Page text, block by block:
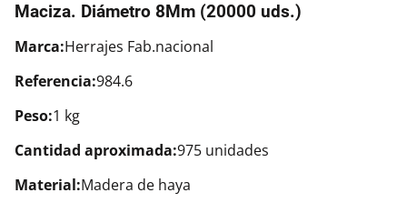
Maciza. Diámetro 8Mm (20000 uds.)
Marca:Herrajes Fab.nacional
Referencia:984.6
Peso:1 kg
Cantidad aproximada:975 unidades
Material:Madera de haya